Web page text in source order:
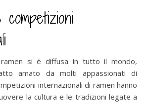
si è diffusa in tutto il mondo,
amato da molti appassionati di
internazionali di ramen hanno
la cultura e le tradizioni legate a